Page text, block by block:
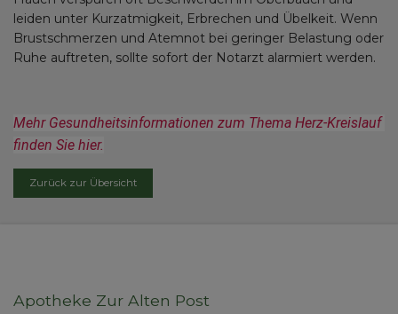
Zurück zur Übersicht
leiden unter Kurzatmigkeit, Erbrechen und Übelkeit. Wenn
Brustschmerzen und Atemnot bei geringer Belastung oder
Ruhe auftreten, sollte sofort der Notarzt alarmiert werden.
Mehr Gesundheitsinformationen zum Thema Herz-Kreislauf
finden Sie hier.
Apotheke Zur Alten Post